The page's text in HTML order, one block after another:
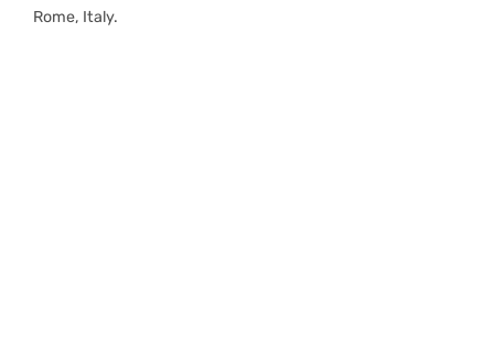
Rome, Italy.